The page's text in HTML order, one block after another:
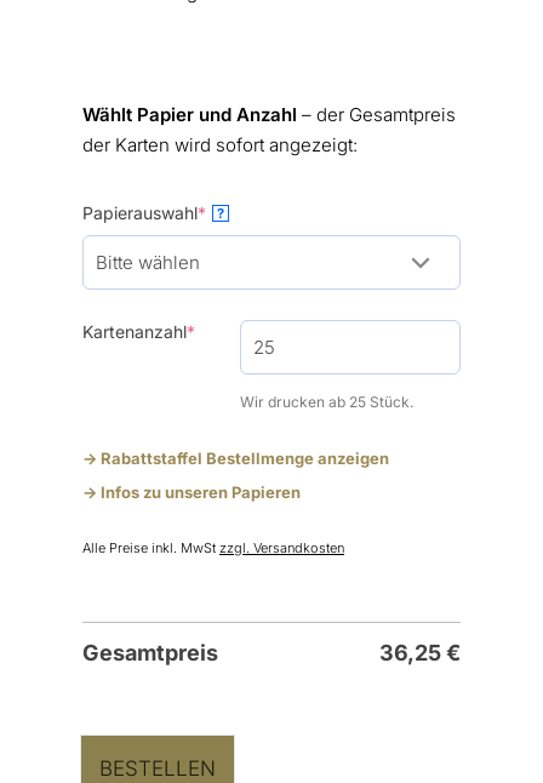
Wählt Papier und Anzahl – der Gesamtpreis
der Karten wird sofort angezeigt:
Papierauswahl*(required)
?
Kartenanzahl*(required)
Wir drucken ab 25 Stück.
-> Rabattstaffel Bestellmenge anzeigen
-> Infos zu unseren Papieren
Alle Preise inkl. MwSt zzgl. Versandkosten
Gesamtpreis 36,25€
BESTELLEN